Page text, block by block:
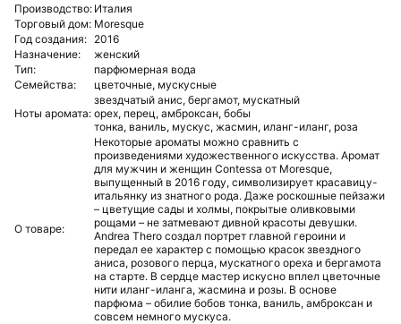
Производство: Италия
Торговый дом: Moresque
Год создания: 2016
Назначение:
женский
Тип:
парфюмерная вода
Семейства:
цветочные, мускусные
Ноты аромата:
звездчатый анис, бергамот, мускатный
орех, перец, амброксан, бобы
тонка, ваниль, мускус, жасмин, иланг-иланг, роза
О товаре:
Некоторые ароматы можно сравнить с
произведениями художественного искусства. Аромат
для мужчин и женщин Contessa от Moresque,
выпущенный в 2016 году, символизирует красавицу-
итальянку из знатного рода. Даже роскошные пейзажи
– цветущие сады и холмы, покрытые оливковыми
рощами – не затмевают дивной красоты девушки.
Andrea Thero создал портрет главной героини и
передал ее характер с помощью красок звездного
аниса, розового перца, мускатного ореха и бергамота
на старте. В сердце мастер искусно вплел цветочные
нити иланг-иланга, жасмина и розы. В основе
парфюма – обилие бобов тонка, ваниль, амброксан и
совсем немного мускуса.